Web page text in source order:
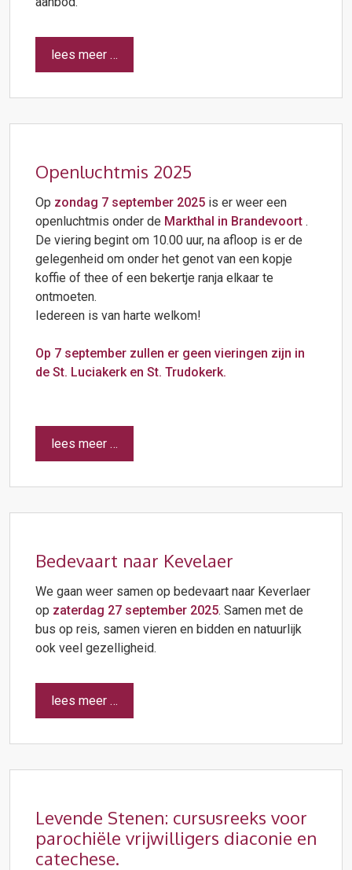
lees meer …
Openluchtmis 2025
Op zondag 7 september 2025 is er weer een
openluchtmis onder de Markthal in Brandevoort .
De viering begint om 10.00 uur, na afloop is er de
gelegenheid om onder het genot van een kopje
koffie of thee of een bekertje ranja elkaar te
ontmoeten.
Iedereen is van harte welkom!
Op 7 september zullen er geen vieringen zijn in
de St. Luciakerk en St. Trudokerk.
lees meer …
Bedevaart naar Kevelaer
We gaan weer samen op bedevaart naar Keverlaer
op zaterdag 27 september 2025. Samen met de
bus op reis, samen vieren en bidden en natuurlijk
ook veel gezelligheid.
lees meer …
Levende Stenen: cursusreeks voor
parochiële vrijwilligers diaconie en
catechese.